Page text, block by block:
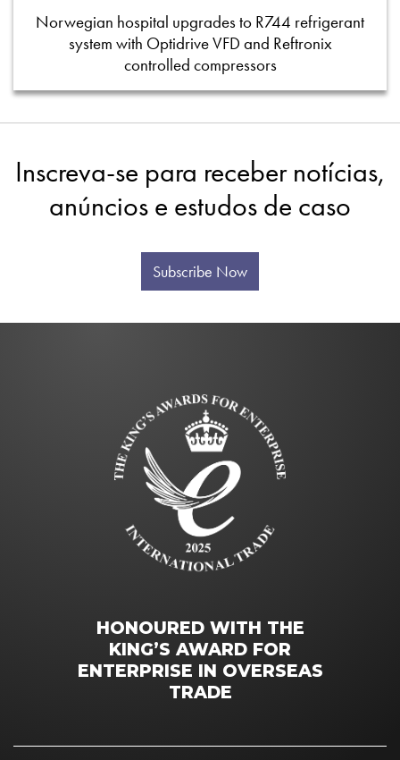
Norwegian hospital upgrades to R744 refrigerant
system with Optidrive VFD and Reftronix
controlled compressors
Inscreva-se para receber notícias,
anúncios e estudos de caso
Subscribe Now
HONOURED WITH THE
KING’S AWARD FOR
ENTERPRISE IN OVERSEAS
TRADE